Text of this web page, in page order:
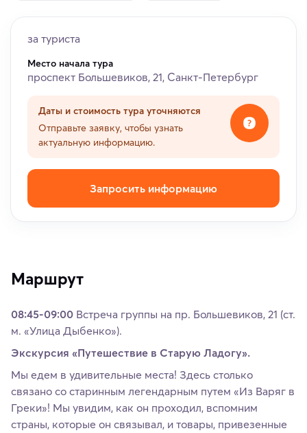
за туриста
Место начала тура
проспект Большевиков, 21, Санкт-Петербург
Даты и стоимость тура уточняются
Отправьте заявку, чтобы узнать
актуальную информацию.
Запросить информацию
Маршрут
08:45-09:00 Встреча группы на пр. Большевиков, 21 (ст.
м. «Улица Дыбенко»).
Экскурсия «Путешествие в Старую Ладогу».
Мы едем в удивительные места! Здесь столько
связано со старинным легендарным путем «Из Варяг в
Греки»! Мы увидим, как он проходил, вспомним
страны, которые он связывал, и товары, привезенные